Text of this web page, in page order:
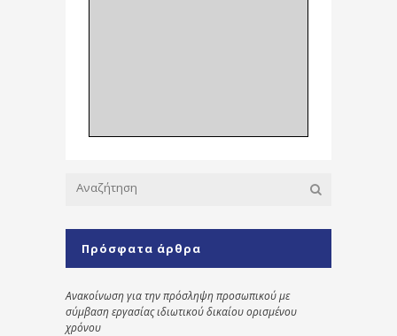
Πρόσφατα άρθρα
Ανακοίνωση για την πρόσληψη προσωπικού με
σύμβαση εργασίας ιδιωτικού δικαίου ορισμένου
χρόνου